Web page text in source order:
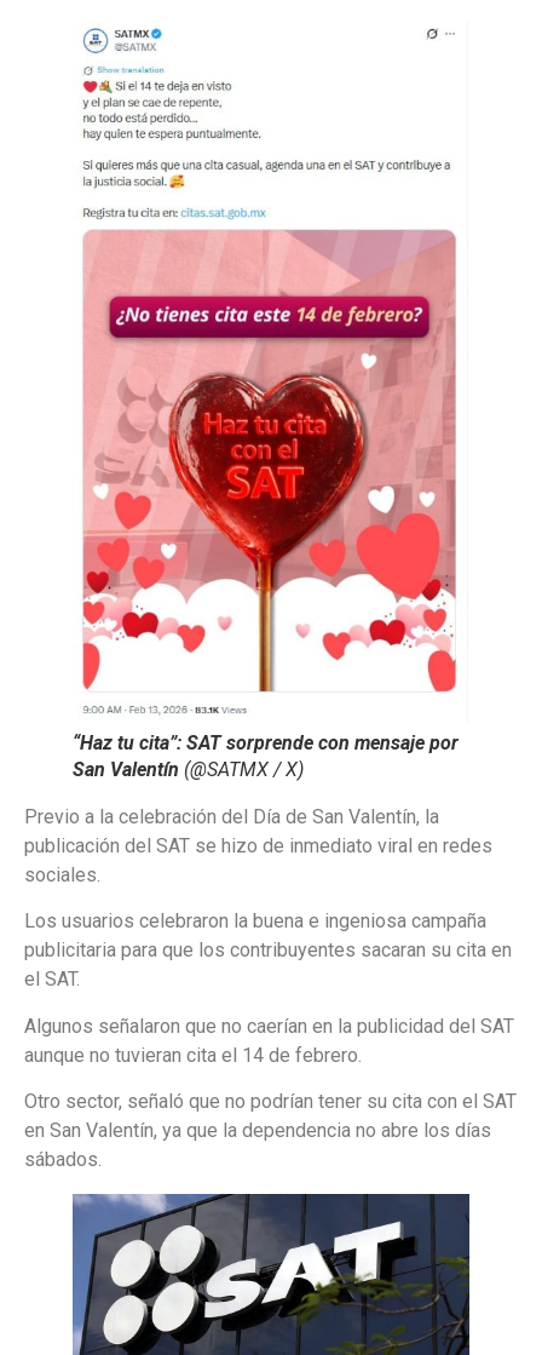
“Haz tu cita”: SAT sorprende con mensaje por
San Valentín (@SATMX / X)
Previo a la celebración del Día de San Valentín, la
publicación del SAT se hizo de inmediato viral en redes
sociales.
Los usuarios celebraron la buena e ingeniosa campaña
publicitaria para que los contribuyentes sacaran su cita en
el SAT.
Algunos señalaron que no caerían en la publicidad del SAT
aunque no tuvieran cita el 14 de febrero.
Otro sector, señaló que no podrían tener su cita con el SAT
en San Valentín, ya que la dependencia no abre los días
sábados.